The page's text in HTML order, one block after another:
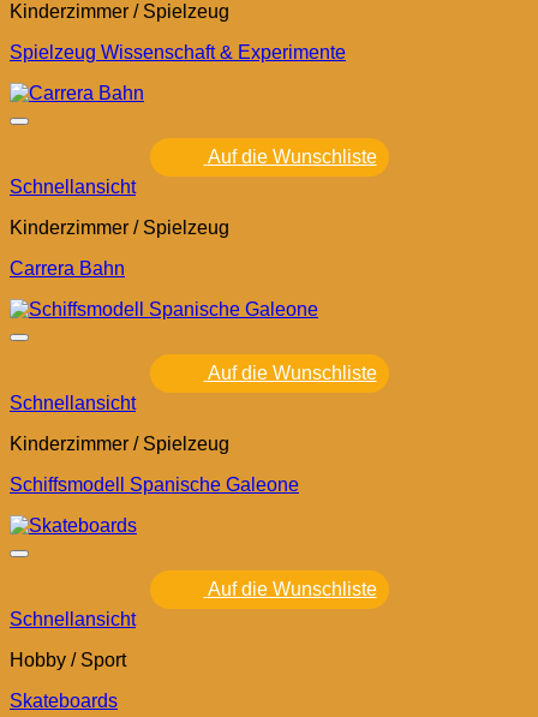
Kinderzimmer / Spielzeug
Spielzeug Wissenschaft & Experimente
Auf die Wunschliste
Schnellansicht
Kinderzimmer / Spielzeug
Carrera Bahn
Auf die Wunschliste
Schnellansicht
Kinderzimmer / Spielzeug
Schiffsmodell Spanische Galeone
Auf die Wunschliste
Schnellansicht
Hobby / Sport
Skateboards